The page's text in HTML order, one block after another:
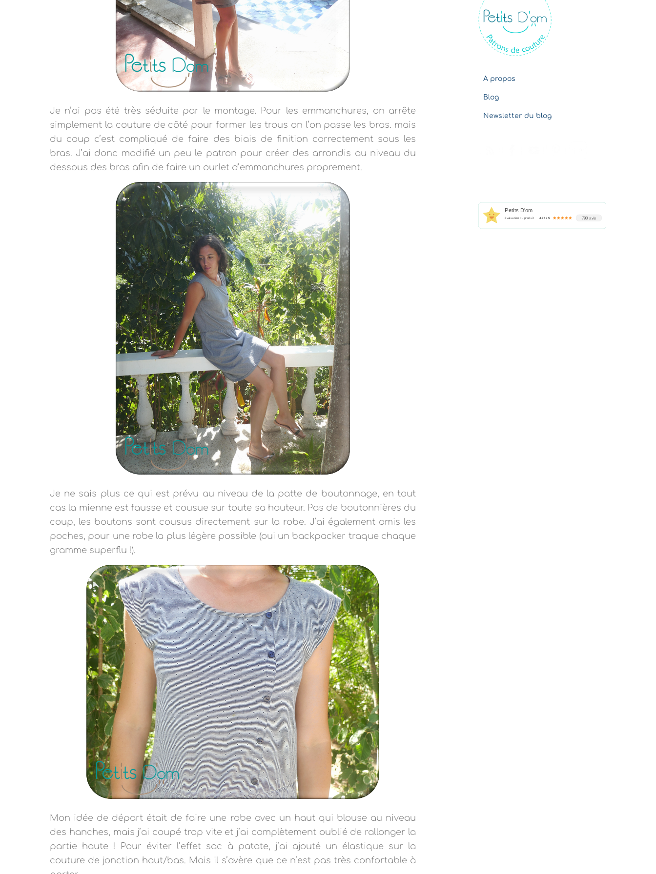
Je n’ai pas été très séduite par le montage. Pour les emmanchures, on arrête
simplement la couture de côté pour former les trous on l’on passe les bras. mais
du coup c’est compliqué de faire des biais de finition correctement sous les
bras. J’ai donc modifié un peu le patron pour créer des arrondis au niveau du
dessous des bras afin de faire un ourlet d’emmanchures proprement.
Je ne sais plus ce qui est prévu au niveau de la patte de boutonnage, en tout
cas la mienne est fausse et cousue sur toute sa hauteur. Pas de boutonnières du
coup, les boutons sont cousus directement sur la robe. J’ai également omis les
poches, pour une robe la plus légère possible (oui un backpacker traque chaque
gramme superflu !).
Mon idée de départ était de faire une robe avec un haut qui blouse au niveau
des hanches, mais j’ai coupé trop vite et j’ai complètement oublié de rallonger la
partie haute ! Pour éviter l’effet sac à patate, j’ai ajouté un élastique sur la
couture de jonction haut/bas. Mais il s’avère que ce n’est pas très confortable à
v
e
s
A propos
Blog
Newsletter du blog
Petits D'om
évaluation du produit 4.96 / 5 790 avis